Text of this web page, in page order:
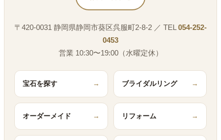
〒420-0031 静岡県静岡市葵区呉服町2-8-2 ／ TEL 054-252-
0453
営業 10:30〜19:00（水曜定休）
宝石を探す → ブライダルリング →
オーダーメイド → リフォーム →